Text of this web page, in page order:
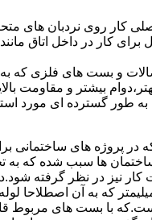
کار در داخل اتاق
و بست های فلزی
بیشتر و مقاومت
طور گسترده ای مورد
های ساختمانی برای
ساختمان ها سبب شده که به
کار نیز در نظر گرفته
شده است.که قطر آن ها ۴۸/۳ میلیمتر
این لوله ها ۴ میلیمتر است.که با